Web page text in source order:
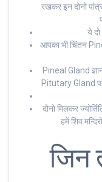
रखकर इन दोनो
ये
आपका भी चिंतन
Pineal Gland
Pitutary Gland
दोनो मिलकर
हमें शिव
जिन